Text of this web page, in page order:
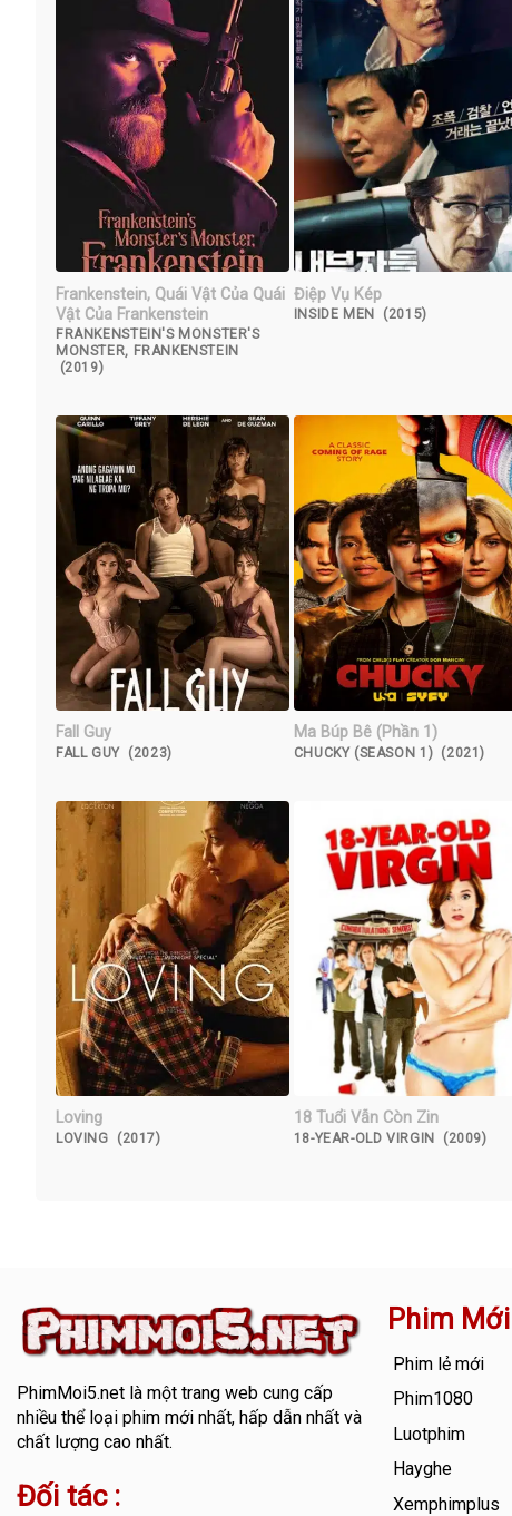
Frankenstein, Quái Vật Của Quái
Vật Của Frankenstein
FRANKENSTEIN'S MONSTER'S
MONSTER, FRANKENSTEIN
(2019)
Điệp Vụ Kép
INSIDE MEN (2015)
Fall Guy
FALL GUY (2023)
Ma Búp Bê (Phần 1)
CHUCKY (SEASON 1) (2021)
Loving
LOVING (2017)
18 Tuổi Vẫn Còn Zin
18-YEAR-OLD VIRGIN (2009)
PhimMoi5.netlà một trang web cung cấp
nhiều thể loại phim mới nhất, hấp dẫn nhất và
chất lượng cao nhất.
Đối tác :
Phim Mới
Phim lẻ mới
Phim1080
Luotphim
Hayghe
Xemphimplus